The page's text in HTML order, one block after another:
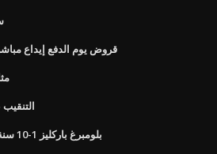
قروض يوم الدفع إيداع
بلومبرغ باركليز 1-10 سنة مؤشر السندات البلدية المدة